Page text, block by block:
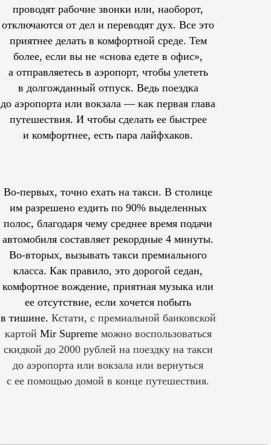
проводят рабочие звонки или, наоборот,
отключаются от дел и переводят дух. Все это
приятнее делать в комфортной среде. Тем
более, если вы не «снова едете в офис»,
а отправляетесь в аэропорт, чтобы улететь
в долгожданный отпуск. Ведь поездка
до аэропорта или вокзала — как первая глава
путешествия. И чтобы сделать ее быстрее
и комфортнее, есть пара лайфхаков.
Во-первых, точно ехать на такси. В столице
им разрешеноездить по 90% выделенных
полос, благодаря чему среднее время подачи
автомобиля составляет рекордные 4 минуты.
Во-вторых, вызывать такси премиального
класса. Как правило, это дорогой седан,
комфортное вождение, приятная музыка или
ее отсутствие, если хочется побыть
в тишине. Кстати, с премиальной банковской
картой Mir Supreme можно воспользоваться
скидкой до 2000 рублей на поездку на такси
до аэропорта или вокзала или вернуться
с ее помощью домой в конце путешествия.